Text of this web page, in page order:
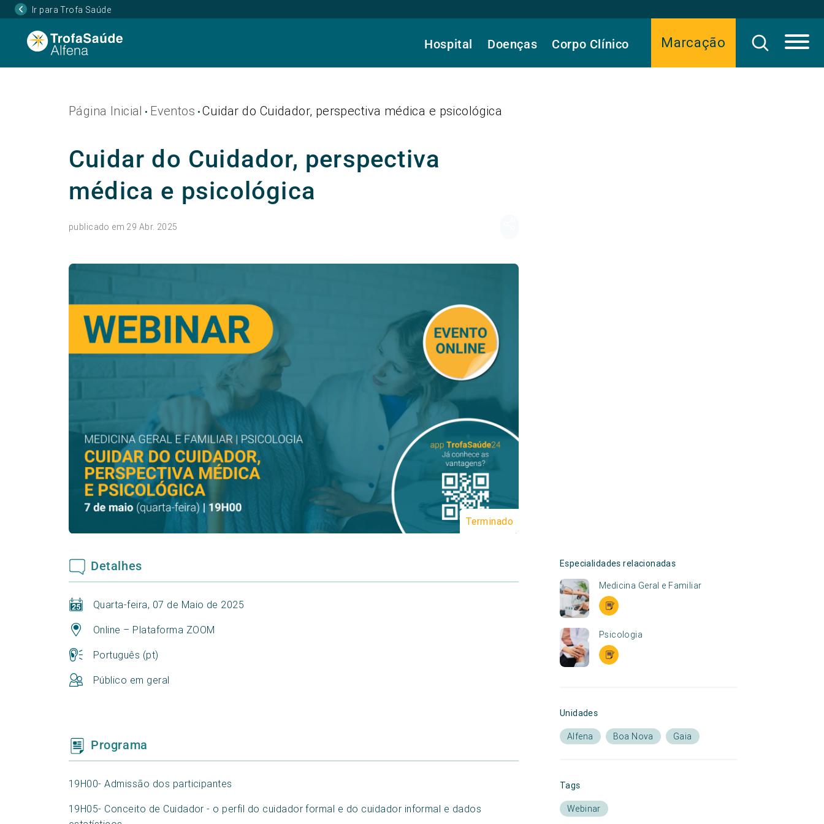
Ir para Trofa Saúde
Marcação
Hospital Doenças Corpo Clínico
Página Inicial • Eventos •Cuidar do Cuidador, perspectiva médica e psicológica
Cuidar do Cuidador, perspectiva
médica e psicológica
publicado em 29 Abr. 2025
Terminado
Detalhes
Quarta-feira, 07 de Maio de 2025
Online – Plataforma ZOOM
Português (pt)
Público em geral
Programa
19H00- Admissão dos participantes
19H05- Conceito de Cuidador - o perfil do cuidador formal e do cuidador informal e dados
Especialidades relacionadas
Medicina Geral e Familiar
Psicologia
Unidades
Alfena Boa Nova Gaia
Tags
Webinar